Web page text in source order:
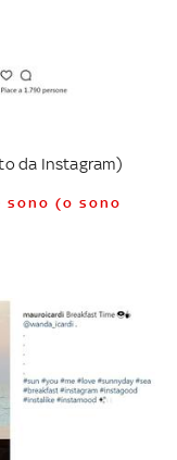
da Instagram)